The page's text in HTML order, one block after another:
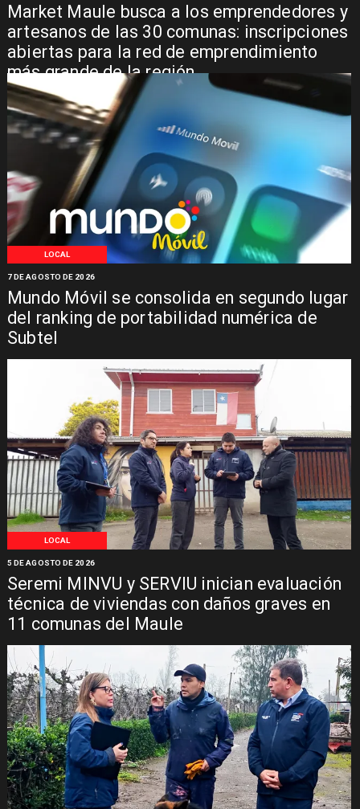
Market Maule busca a los emprendedores y
artesanos de las 30 comunas: inscripciones
abiertas para la red de emprendimiento
más grande de la región
LOCAL
Mundo Móvil se consolida en segundo lugar
del ranking de portabilidad numérica de
Subtel
7 DE AGOSTO DE 2026
LOCAL
Seremi MINVU y SERVIU inician evaluación
técnica de viviendas con daños graves en
11 comunas del Maule
5 DE AGOSTO DE 2026